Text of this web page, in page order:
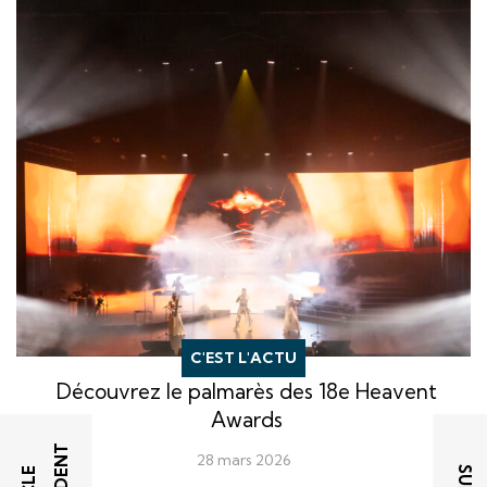
C'EST L'ACTU
Découvrez le palmarès des 18e Heavent
Awards
28 mars 2026